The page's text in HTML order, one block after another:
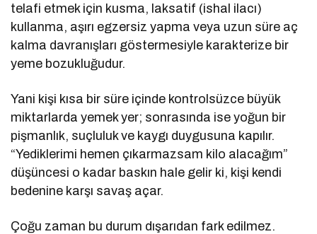
telafi etmek için kusma, laksatif (ishal ilacı)
kullanma, aşırı egzersiz yapma veya uzun süre aç
kalma davranışları göstermesiyle karakterize bir
yeme bozukluğudur.
Yani kişi kısa bir süre içinde kontrolsüzce büyük
miktarlarda yemek yer; sonrasında ise yoğun bir
pişmanlık, suçluluk ve kaygı duygusuna kapılır.
“Yediklerimi hemen çıkarmazsam kilo alacağım”
düşüncesi o kadar baskın hale gelir ki, kişi kendi
bedenine karşı savaş açar.
Çoğu zaman bu durum dışarıdan fark edilmez.